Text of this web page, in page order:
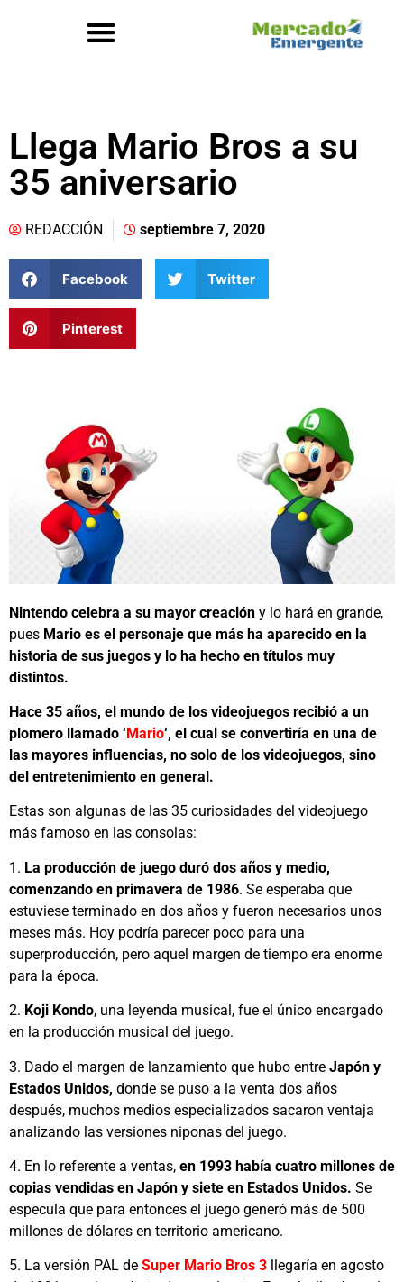
Llega Mario Bros a su
35 aniversario
REDACCIÓN septiembre 7, 2020
Facebook Twitter
Pinterest
Nintendo celebra a su mayor creación y lo hará en grande,
pues Mario es el personaje que más ha aparecido en la
historia de sus juegos y lo ha hecho en títulos muy
distintos.
Hace 35 años, el mundo de los videojuegos recibió a un
plomero llamado ‘Mario‘, el cual se convertiría en una de
las mayores influencias, no solo de los videojuegos, sino
del entretenimiento en general.
Estas son algunas de las 35 curiosidades del videojuego
más famoso en las consolas:
1. La producción de juego duró dos años y medio,
comenzando en primavera de 1986. Se esperaba que
estuviese terminado en dos años y fueron necesarios unos
meses más. Hoy podría parecer poco para una
superproducción, pero aquel margen de tiempo era enorme
para la época.
2. Koji Kondo, una leyenda musical, fue el único encargado
en la producción musical del juego.
3. Dado el margen de lanzamiento que hubo entre Japón y
Estados Unidos, donde se puso a la venta dos años
después, muchos medios especializados sacaron ventaja
analizando las versiones niponas del juego.
4. En lo referente a ventas, en 1993 había cuatro millones de
copias vendidas en Japón y siete en Estados Unidos. Se
especula que para entonces el juego generó más de 500
millones de dólares en territorio americano.
5. La versión PAL de Super Mario Bros 3 llegaría en agosto